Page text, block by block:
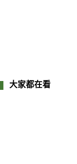
大家都在看